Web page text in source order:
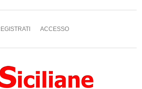
ACCESSO